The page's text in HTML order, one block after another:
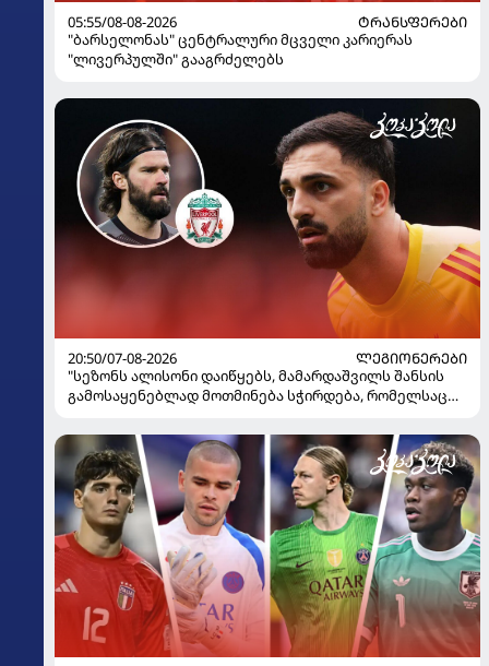
05:55/08-08-2026
ᲢᲠᲐᲜᲡᲤᲔᲠᲔᲑᲘ
"ბარსელონას" ცენტრალური მცველი კარიერას
"ლივერპულში" გააგრძელებს
20:50/07-08-2026
ᲚᲔᲒᲘᲝᲜᲔᲠᲔᲑᲘ
"სეზონს ალისონი დაიწყებს, მამარდაშვილს შანსის
გამოსაყენებლად მოთმინება სჭირდება, რომელსაც
ყოფილმა მეკარემ